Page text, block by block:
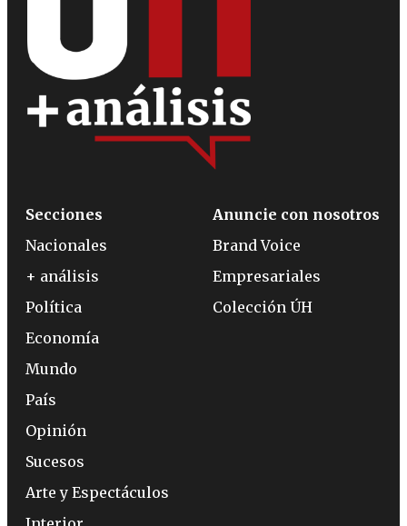
Secciones
Nacionales
+ análisis
Política
Economía
Mundo
País
Opinión
Sucesos
Arte y Espectáculos
Anuncie con nosotros
Brand Voice
Empresariales
Colección ÚH